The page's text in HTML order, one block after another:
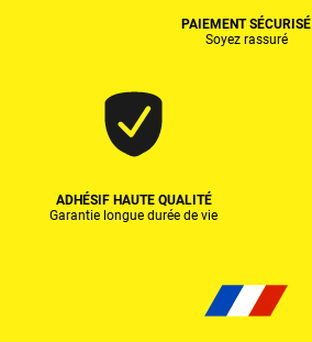
PAIEMENT SÉCURISÉ
Soyez rassuré
ADHÉSIF HAUTE QUALITÉ
Garantie longue durée de vie